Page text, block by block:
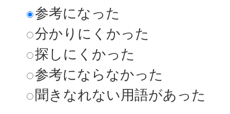
参考になった
分かりにくかった
探しにくかった
参考にならなかった
聞きなれない用語があった